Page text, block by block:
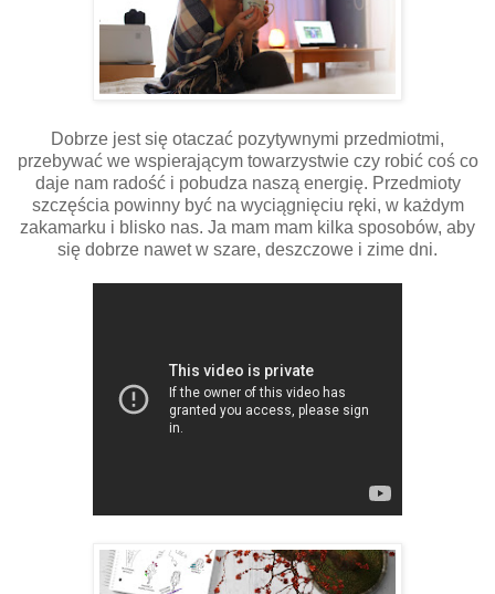
Dobrze jest się otaczać pozytywnymi przedmiotmi,
przebywać we wspierającym towarzystwie czy robić coś co
daje nam radość i pobudza naszą energię. Przedmioty
szczęścia powinny być na wyciągnięciu ręki, w każdym
zakamarku i blisko nas. Ja mam mam kilka sposobów, aby
się dobrze nawet w szare, deszczowe i zime dni.